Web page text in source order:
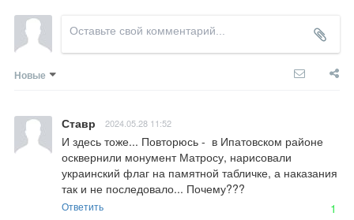
Новые
Ставр 2024.05.28 11:52
И здесь тоже... Повторюсь -  в Ипатовском районе
осквернили монумент Матросу, нарисовали
украинский флаг на памятной табличке, а наказания
так и не последовало... Почему???
Ответить 1